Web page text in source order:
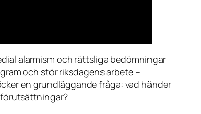
alarmism och rättsliga bedömningar
och stör riksdagens arbete –
en grundläggande fråga: vad händer